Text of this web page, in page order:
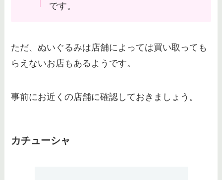
です。
ただ、ぬいぐるみは店舗によっては買い取っても
らえないお店もあるようです。
事前にお近くの店舗に確認しておきましょう。
カチューシャ